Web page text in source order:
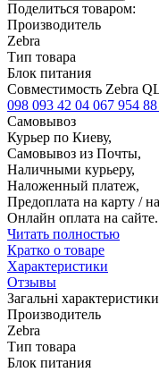
Поделиться товаром:
Производитель
Zebra
Тип товара
Блок питания
Совместимость Zebra
098 093 42 04 067 954
Самовывоз
Курьер по Киеву,
Самовывоз из Почты,
Наличными курьеру,
Наложенный платеж,
Предоплата на карту /
Онлайн оплата на сайте.
Читать полностью
Кратко о товаре
Характеристики
Отзывы
Загальні характеристики
Производитель
Zebra
Тип товара
Блок питания